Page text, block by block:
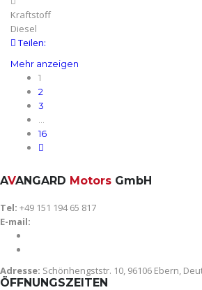
Kraftstoff
Diesel
Teilen:
Mehr anzeigen
1
2
3
16
AVANGARD Motors GmbH
Tel: +49 151 194 65 817
E-mail:
Adresse: Schönhengststr. 10, 96106 Ebern,
ÖFFNUNGSZEITEN